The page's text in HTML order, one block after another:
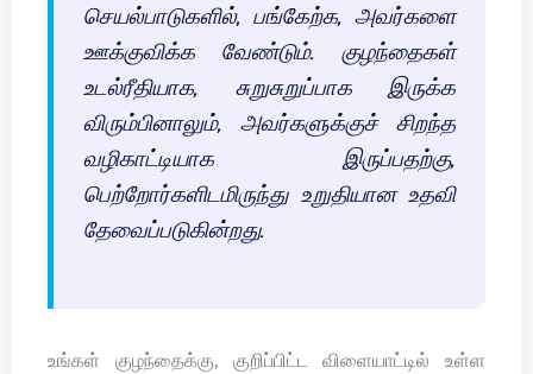
செயல்பாடுகளில், பங்கேற்க, அவர்களை
ஊக்குவிக்க வேண்டும். குழந்தைகள்
உடல்ரீதியாக, சுறுசுறுப்பாக இருக்க
விரும்பினாலும், அவர்களுக்குச் சிறந்த
வழிகாட்டியாக இருப்பதற்கு,
பெற்றோர்களிடமிருந்து உறுதியான உதவி
தேவைப்படுகின்றது.
உங்கள் குழந்தைக்கு, குறிப்பிட்ட விளையாட்டில் உள்ள